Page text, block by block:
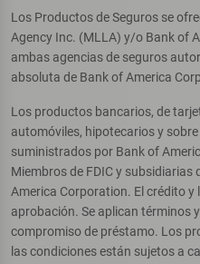
Los Productos de Seguros se
Agency Inc. (MLLA) y/o Bank of
ambas agencias de seguros
absoluta de Bank of America
Los productos bancarios, de
automóviles, hipotecarios y
suministrados por Bank of
Miembros de FDIC y
America Corporation. El crédito
aprobación. Se aplican términos
compromiso de préstamo. Los
las condiciones están sujetos a